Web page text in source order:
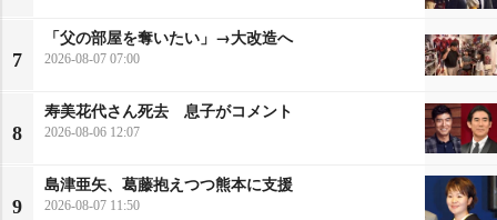
7
「父の部屋を奪いたい」→大改造へ
2026-08-07 07:00
8
寿美花代さん死去 息子がコメント
2026-08-06 12:07
9
島津亜矢、葛藤抱えつつ熊本に支援
2026-08-07 11:50